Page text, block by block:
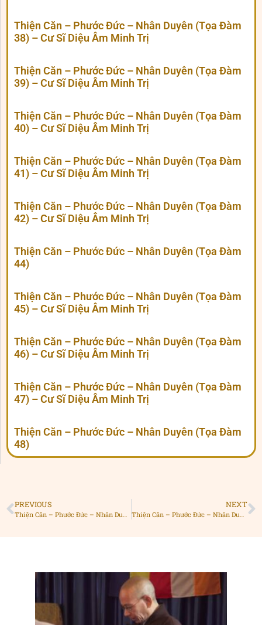
Thiện Căn – Phước Đức – Nhân Duyên (Tọa Đàm
38) – Cư Sĩ Diệu Âm Minh Trị
Thiện Căn – Phước Đức – Nhân Duyên (Tọa Đàm
39) – Cư Sĩ Diệu Âm Minh Trị
Thiện Căn – Phước Đức – Nhân Duyên (Tọa Đàm
40) – Cư Sĩ Diệu Âm Minh Trị
Thiện Căn – Phước Đức – Nhân Duyên (Tọa Đàm
41) – Cư Sĩ Diệu Âm Minh Trị
Thiện Căn – Phước Đức – Nhân Duyên (Tọa Đàm
42) – Cư Sĩ Diệu Âm Minh Trị
Thiện Căn – Phước Đức – Nhân Duyên (Tọa Đàm
44)
Thiện Căn – Phước Đức – Nhân Duyên (Tọa Đàm
45) – Cư Sĩ Diệu Âm Minh Trị
Thiện Căn – Phước Đức – Nhân Duyên (Tọa Đàm
46) – Cư Sĩ Diệu Âm Minh Trị
Thiện Căn – Phước Đức – Nhân Duyên (Tọa Đàm
47) – Cư Sĩ Diệu Âm Minh Trị
Thiện Căn – Phước Đức – Nhân Duyên (Tọa Đàm
48)
PREVIOUS
Thiện Căn – Phước Đức – Nhân Duyên (Tọa Đàm 42) – Cư Sĩ Diệu Âm Minh Trị
NEXT
Thiện Căn – Phước Đức – Nhân Duyên (Tọa Đàm 44)